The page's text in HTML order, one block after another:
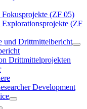
Fokusprojekte (ZF 05)
Explorationsprojekte (ZF
und Drittmittelbericht
Drittmittelprojekten
Development